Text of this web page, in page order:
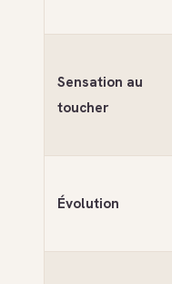
Sensation au
toucher
Évolution